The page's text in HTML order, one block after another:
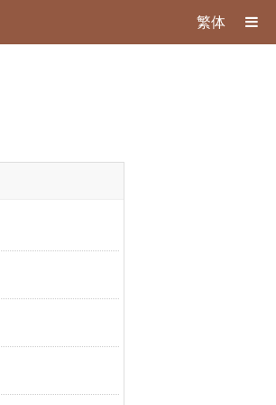
繁体